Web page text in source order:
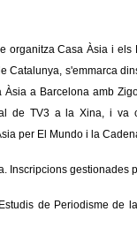
organitza Casa Àsia i
Catalunya, s'emmarca
a Barcelona amb
de TV3 a la Xina, i va
per El Mundo i la
Inscripcions gestionades
de Periodisme de